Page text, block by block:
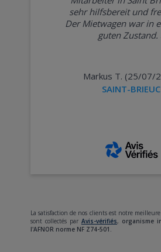
sehr hilfsbereit und
Der Mietwagen war in
guten Zustand.
Markus T. (25/07/
SAINT-BRIEUC
La satisfaction de nos clients est notre
sont collectés par Avis-vérifiés, organisme
l'AFNOR norme NF Z74-501.